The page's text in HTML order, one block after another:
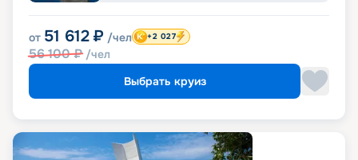
от 51 612 ₽ /чел
56 100₽ /чел
+2 027
Выбрать круиз